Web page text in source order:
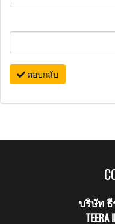
ตอบกลับ
บริษัท
TEERA